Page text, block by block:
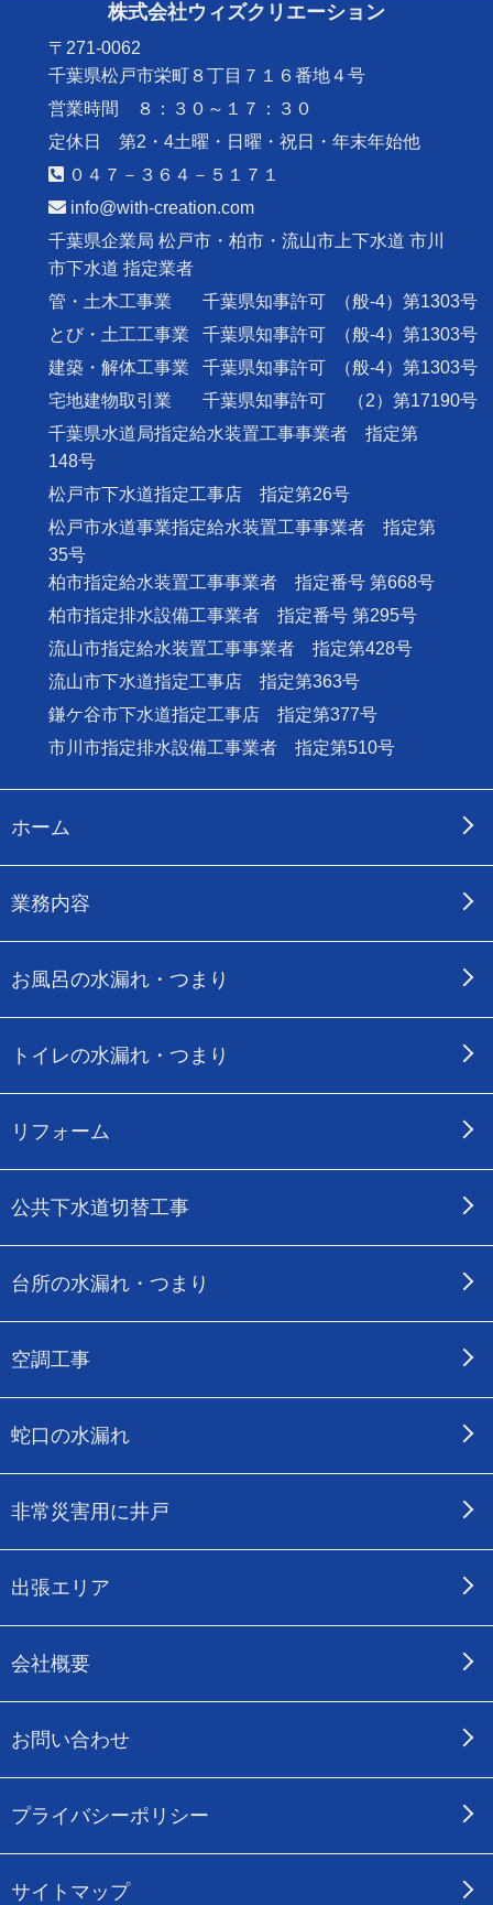
株式会社ウィズクリエーション
〒271-0062
千葉県松戸市栄町８丁目７１６番地４号
営業時間 ８：３０～１７：３０
定休日 第2・4土曜・日曜・祝日・年末年始他
０４７－３６４－５１７１
info@with-creation.com
千葉県企業局 松戸市・柏市・流山市上下水道 市川
市下水道 指定業者
管・土木工事業
千葉県知事許可
（般-4）第1303号
とび・土工工事業
千葉県知事許可
（般-4）第1303号
建築・解体工事業
千葉県知事許可
（般-4）第1303号
宅地建物取引業
千葉県知事許可
（2）第17190号
千葉県水道局指定給水装置工事事業者 指定第
148号
松戸市下水道指定工事店 指定第26号
松戸市水道事業指定給水装置工事事業者 指定第
35号
柏市指定給水装置工事事業者 指定番号 第668号
柏市指定排水設備工事業者 指定番号 第295号
流山市指定給水装置工事事業者 指定第428号
流山市下水道指定工事店 指定第363号
鎌ケ谷市下水道指定工事店 指定第377号
市川市指定排水設備工事業者 指定第510号
ホーム
業務内容
お風呂の水漏れ・つまり
トイレの水漏れ・つまり
リフォーム
公共下水道切替工事
台所の水漏れ・つまり
空調工事
蛇口の水漏れ
非常災害用に井戸
出張エリア
会社概要
お問い合わせ
プライバシーポリシー
サイトマップ